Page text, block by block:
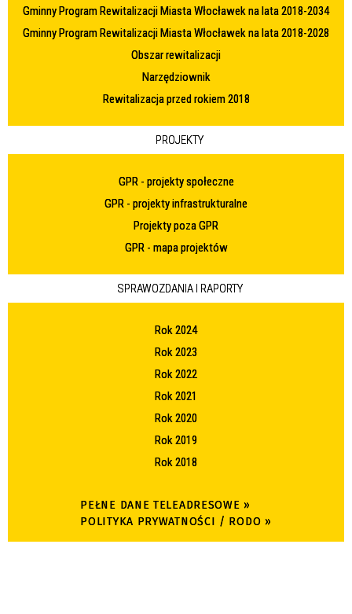
Gminny Program Rewitalizacji Miasta Włocławek na lata 2018-2034
Gminny Program Rewitalizacji Miasta Włocławek na lata 2018-2028
Obszar rewitalizacji
Narzędziownik
Rewitalizacja przed rokiem 2018
PROJEKTY
GPR - projekty społeczne
GPR - projekty infrastrukturalne
Projekty poza GPR
GPR - mapa projektów
SPRAWOZDANIA I RAPORTY
Rok 2024
Rok 2023
Rok 2022
Rok 2021
Rok 2020
Rok 2019
Rok 2018
PEŁNE DANE TELEADRESOWE »
POLITYKA PRYWATNOŚCI / RODO »